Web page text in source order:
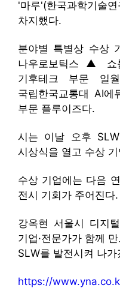
'마루'(한국과학
차지했다.
분야별 특별상 수상
나우로보틱스 ▲ 쇼
기후테크 부문 일
국립한국교통대 AI
부문 플루이즈다.
시는 이날 오후
시상식을 열고 수상
수상 기업에는 다음
전시 기회가 주어진다.
강옥현 서울시 디지
기업·전문가가 함께
SLW를 발전시켜 나
https://